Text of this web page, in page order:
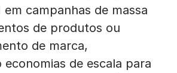
em campanhas de massa
de produtos ou
de marca,
de escala para